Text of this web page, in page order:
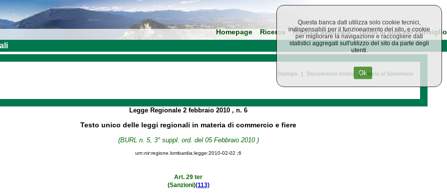
Homepage Ricerca Ricerca avanzata Torna al sito del consiglio
Stampa | Documento Intero | Torna al Sommario
Legge Regionale2 febbraio 2010, n. 6
Testo unico delle leggi regionali in materia di commercio e fiere
(BURL n. 5, 3° suppl. ord. del 05 Febbraio 2010 )
urn:nir:regione.lombardia:legge:2010-02-02 ;6
Art. 29 ter
(Sanzioni)(113)
Questa banca dati utilizza solo cookie tecnici,
indispensabili per il funzionamento del sito, e cookie
per migliorare la navigazione e raccogliere dati
statistici aggregati sull'utilizzo del sito da parte degli
utenti.
Ok